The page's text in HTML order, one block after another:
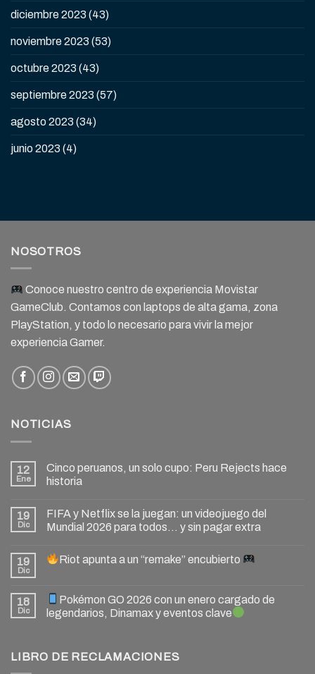
diciembre 2023 (43)
noviembre 2023 (53)
octubre 2023 (43)
septiembre 2023 (57)
agosto 2023 (34)
junio 2023 (4)
NOSOTROS
Conoce nuestro centro de experiencia Movistar
GameClub. Contamos con laptops de alta gama, zona
PlayStation, y todo lo necesario para vivir la mejor
experiencia Gamer.
NOTICIAS
12
Ene
Cinco peruanos, un solo cupo: Peru Rejects hace
historia
19
Dic
FIFA y Netflix se la juegan: un videojuego del
Mundial 2026 para todos… y sin pagar extra
19
Dic
Riot apunta a un “remake” encubierto
18
Dic
Pokémon GO 2026 con un enero cargado de
legendarios, Dinamax y eventos clave
LIBRO DE RECLAMACIONES